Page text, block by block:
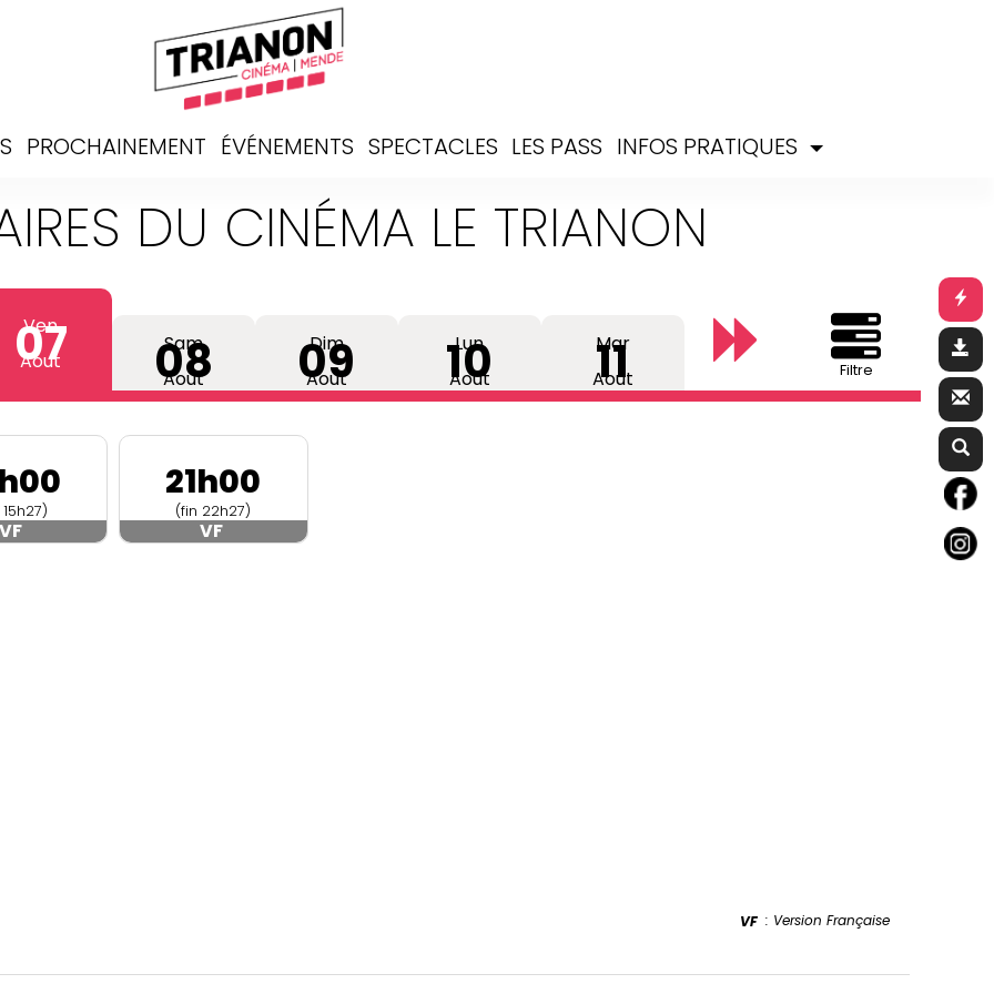
PROCHAINEMENT ÉVÉNEMENTS SPECTACLES LES PASS INFOS PRATIQUES
DU CINÉMA LE TRIANON
Ven
07
Aout
Sam
08
Aout
Dim
09
Aout
Lun
10
Aout
Mar
11
Aout Filtre
VF
21h00
(fin 22h27)
VF
VF : Version Française